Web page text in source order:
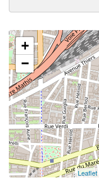
+
−
Leaflet